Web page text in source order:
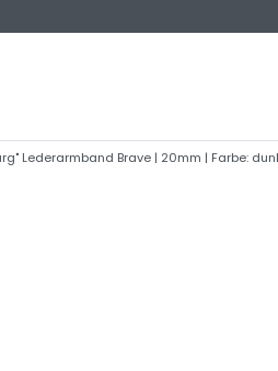
Lederarmband Brave | 20mm | Farbe: